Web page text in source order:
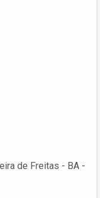
de Freitas - BA -